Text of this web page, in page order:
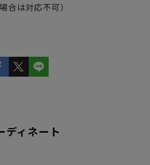
合は対応不可）
ディネート